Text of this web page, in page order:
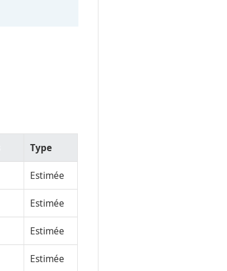
Type
Estimée
Estimée
Estimée
Estimée